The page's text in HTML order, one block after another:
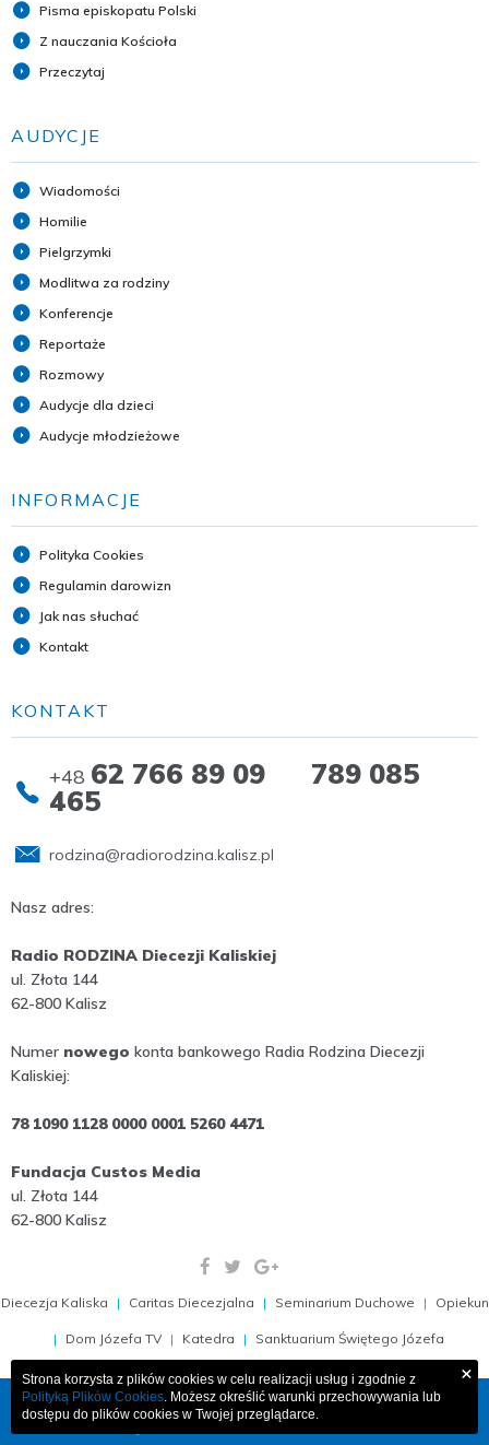
Pisma episkopatu Polski
Z nauczania Kościoła
Przeczytaj
AUDYCJE
Wiadomości
Homilie
Pielgrzymki
Modlitwa za rodziny
Konferencje
Reportaże
Rozmowy
Audycje dla dzieci
Audycje młodzieżowe
INFORMACJE
Polityka Cookies
Regulamin darowizn
Jak nas słuchać
Kontakt
KONTAKT
+48 62 766 89 09 789 085
465
rodzina@radiorodzina.kalisz.pl
Nasz adres:
Radio RODZINA Diecezji Kaliskiej
ul. Złota 144
62-800 Kalisz
Numer nowego konta bankowego Radia Rodzina Diecezji
Kaliskiej:
78 1090 1128 0000 0001 5260 4471
Fundacja Custos Media
ul. Złota 144
62-800 Kalisz
Diecezja Kaliska Caritas Diecezjalna Seminarium Duchowe Opiekun
Dom Józefa TV Katedra Sanktuarium Świętego Józefa
COPYRIGHT 2009-2026, RADIO RODZINA 103,1 FM
PROJEKT I WDROŻENIE:
MEDIAESSENCE.PL
Strona korzysta z plików cookies w celu realizacji usług i zgodnie z
Polityką Plików Cookies. Możesz określić warunki przechowywania lub
dostępu do plików cookies w Twojej przeglądarce.
×